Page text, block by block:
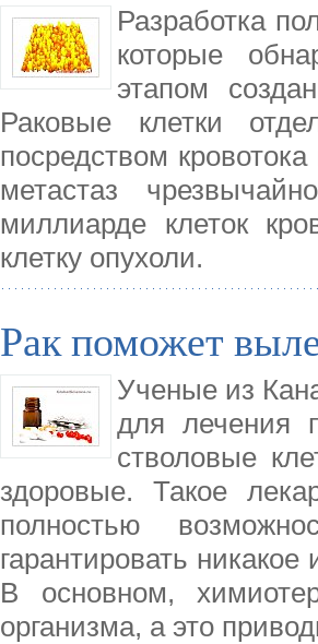
Разработка
которые
этапом
Раковые клетки
посредством
метастаз
миллиарде клеток
клетку опухоли.
Рак поможет
Ученые из
для лечения
стволовые
здоровые. Такое
полностью
гарантировать
В основном,
организма, а это